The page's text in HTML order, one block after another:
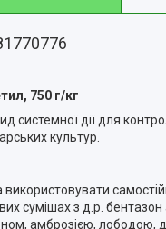
750 г/кг
системної дії для
культур.
сумішах з д.р.
амброзією, лободою,